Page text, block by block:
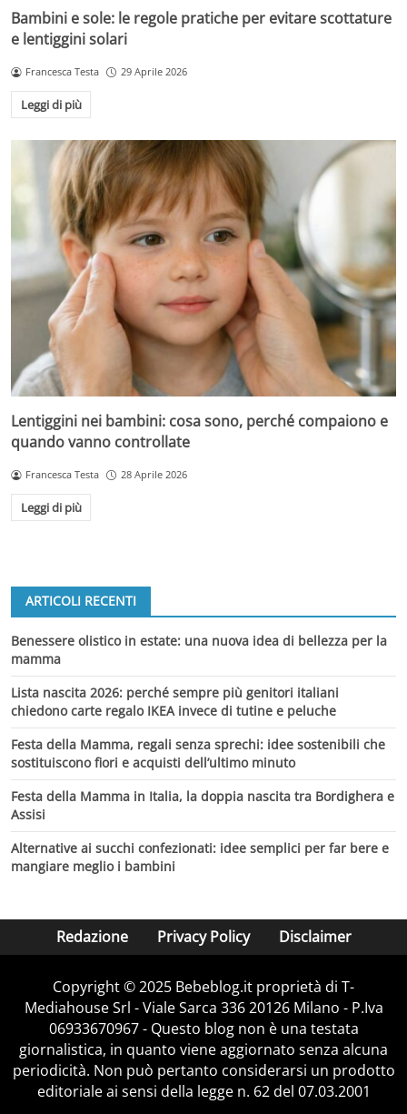
Bambini e sole: le regole pratiche per evitare scottature
e lentiggini solari
Francesca Testa 29 Aprile 2026
Leggi di più
Lentiggini nei bambini: cosa sono, perché compaiono e
quando vanno controllate
Francesca Testa 28 Aprile 2026
Leggi di più
ARTICOLI RECENTI
Benessere olistico in estate: una nuova idea di bellezza per la
mamma
Lista nascita 2026: perché sempre più genitori italiani
chiedono carte regalo IKEA invece di tutine e peluche
Festa della Mamma, regali senza sprechi: idee sostenibili che
sostituiscono fiori e acquisti dell’ultimo minuto
Festa della Mamma in Italia, la doppia nascita tra Bordighera e
Assisi
Alternative ai succhi confezionati: idee semplici per far bere e
mangiare meglio i bambini
Redazione Privacy Policy Disclaimer
Copyright © 2025 Bebeblog.it proprietà di T-
Mediahouse Srl - Viale Sarca 336 20126 Milano - P.Iva
06933670967 - Questo blog non è una testata
giornalistica, in quanto viene aggiornato senza alcuna
periodicità. Non può pertanto considerarsi un prodotto
editoriale ai sensi della legge n. 62 del 07.03.2001